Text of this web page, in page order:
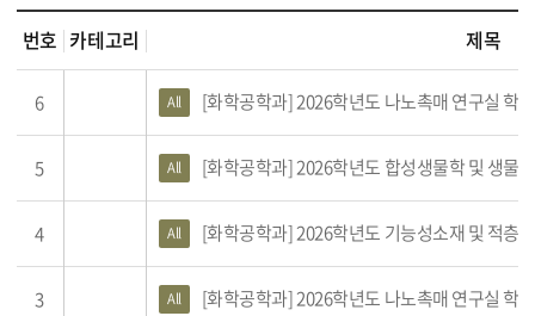
구 참여생 모집 목록
번호 카테고리 제목
6 All [화학공학과] 2026학년도 나노촉매 연구실 학
5 All [화학공학과] 2026학년도 합성생물학 및 생물공정
4 All [화학공학과] 2026학년도 기능성소재 및 적층
3 All [화학공학과] 2026학년도 나노촉매 연구실 학